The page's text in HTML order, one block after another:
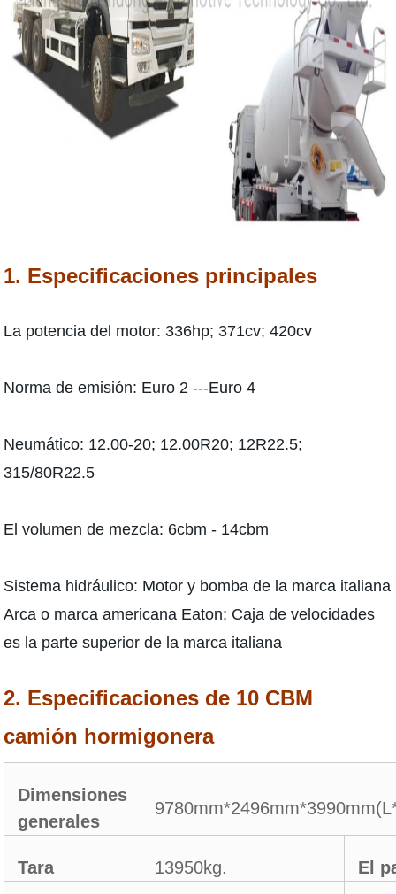
1. Especificaciones principales
La potencia del motor: 336hp; 371cv; 420cv
Norma de emisión: Euro 2 ---Euro 4
Neumático: 12.00-20; 12.00R20; 12R22.5;
315/80R22.5
El volumen de mezcla: 6cbm - 14cbm
Sistema hidráulico: Motor y bomba de la marca italiana
Arca o marca americana Eaton; Caja de velocidades
es la parte superior de la marca italiana
2. Especificaciones de 10 CBM
camión hormigonera
Dimensiones
generales
Tara 13950kg. El